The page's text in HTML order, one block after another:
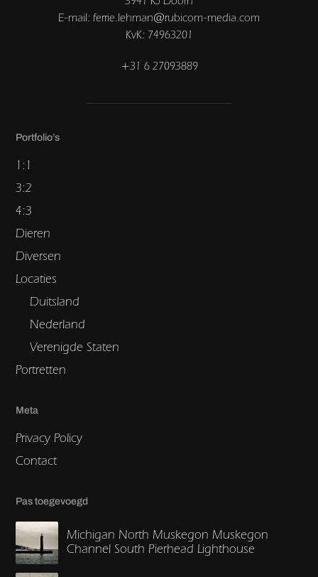
E-mail: ferrie.lehman@rubicom-media.com
KvK: 74963201
+31 6 27093889
Portfolio’s
1:1
3:2
4:3
Dieren
Diversen
Locaties
Duitsland
Nederland
Verenigde Staten
Portretten
Meta
Privacy Policy
Contact
Pas toegevoegd
Michigan North Muskegon Muskegon
Channel South Pierhead Lighthouse